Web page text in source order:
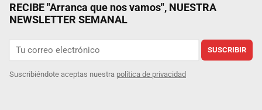
RECIBE "Arranca que nos vamos", NUESTRA
NEWSLETTER SEMANAL
SUSCRIBIR
Suscribiéndote aceptas nuestra política de privacidad